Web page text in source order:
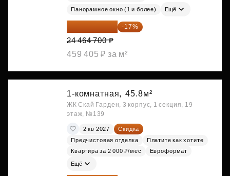
Панорамное окно (1 и более) Ещё
20 305 701 ₽ -17%
24 464 700 ₽
459 405 ₽ за м²
1-комнатная, 45.8м²
ЖК Скай Гарден, 3 корпус, 1 секция, 19
этаж, №139
2 кв 2027
Скидка
Предчистовая отделка
Платите как хотите
Квартира за 2 000 ₽/мес
Евроформат
Ещё